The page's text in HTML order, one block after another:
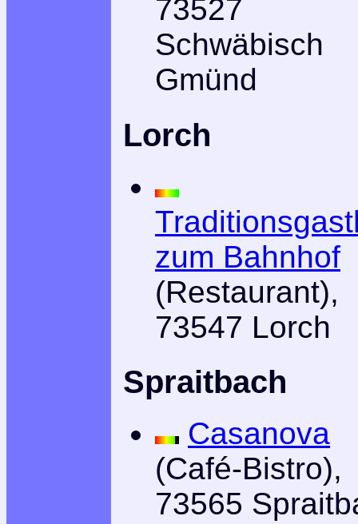
73527
Schwäbisch
Gmünd
Lorch
zum Bahnhof
(Restaurant),
73547 Lorch
Spraitbach
Casanova
(Café-Bistro),
73565